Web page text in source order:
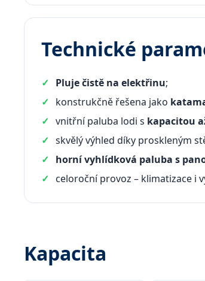
Technické
Pluje čistě na elektřinu;
konstrukčně řešena jako
vnitřní paluba lodi s kapacitou
skvělý výhled díky proskleným
horní vyhlídková paluba s
celoroční provoz – klimatizace i
Kapacita